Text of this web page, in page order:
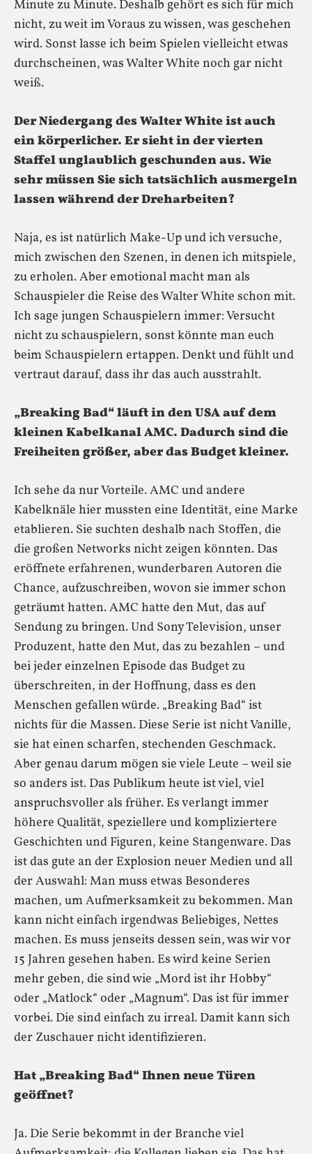
Minute zu Minute. Deshalb gehört es sich für mich
nicht, zu weit im Voraus zu wissen, was geschehen
wird. Sonst lasse ich beim Spielen vielleicht etwas
durchscheinen, was Walter White noch gar nicht
weiß.
Der Niedergang des Walter White ist auch
ein körperlicher. Er sieht in der vierten
Staffel unglaublich geschunden aus. Wie
sehr müssen Sie sich tatsächlich ausmergeln
lassen während der Dreharbeiten?
Naja, es ist natürlich Make-Up und ich versuche,
mich zwischen den Szenen, in denen ich mitspiele,
zu erholen. Aber emotional macht man als
Schauspieler die Reise des Walter White schon mit.
Ich sage jungen Schauspielern immer: Versucht
nicht zu schauspielern, sonst könnte man euch
beim Schauspielern ertappen. Denkt und fühlt und
vertraut darauf, dass ihr das auch ausstrahlt.
„Breaking Bad“ läuft in den USA auf dem
kleinen Kabelkanal AMC. Dadurch sind die
Freiheiten größer, aber das Budget kleiner.
Ich sehe da nur Vorteile. AMC und andere
Kabelknäle hier mussten eine Identität, eine Marke
etablieren. Sie suchten deshalb nach Stoffen, die
die großen Networks nicht zeigen könnten. Das
eröffnete erfahrenen, wunderbaren Autoren die
Chance, aufzuschreiben, wovon sie immer schon
geträumt hatten. AMC hatte den Mut, das auf
Sendung zu bringen. Und Sony Television, unser
Produzent, hatte den Mut, das zu bezahlen – und
bei jeder einzelnen Episode das Budget zu
überschreiten, in der Hoffnung, dass es den
Menschen gefallen würde. „Breaking Bad“ ist
nichts für die Massen. Diese Serie ist nicht Vanille,
sie hat einen scharfen, stechenden Geschmack.
Aber genau darum mögen sie viele Leute – weil sie
so anders ist. Das Publikum heute ist viel, viel
anspruchsvoller als früher. Es verlangt immer
höhere Qualität, speziellere und kompliziertere
Geschichten und Figuren, keine Stangenware. Das
ist das gute an der Explosion neuer Medien und all
der Auswahl: Man muss etwas Besonderes
machen, um Aufmerksamkeit zu bekommen. Man
kann nicht einfach irgendwas Beliebiges, Nettes
machen. Es muss jenseits dessen sein, was wir vor
15 Jahren gesehen haben. Es wird keine Serien
mehr geben, die sind wie „Mord ist ihr Hobby“
oder „Matlock“ oder „Magnum“. Das ist für immer
vorbei. Die sind einfach zu irreal. Damit kann sich
der Zuschauer nicht identifizieren.
Hat „Breaking Bad“ Ihnen neue Türen
geöffnet?
Ja. Die Serie bekommt in der Branche viel